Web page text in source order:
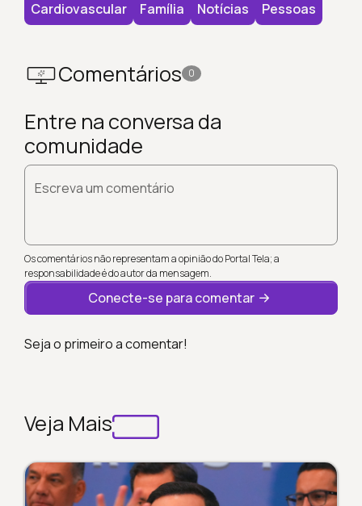
Cardiovascular Família Notícias Pessoas
Comentários 0
Entre na conversa da
comunidade
Escreva um comentário
Os comentários não representam a opinião do Portal Tela; a
responsabilidade é do autor da mensagem.
Conecte-se para comentar
Seja o primeiro a comentar!
Veja Mais